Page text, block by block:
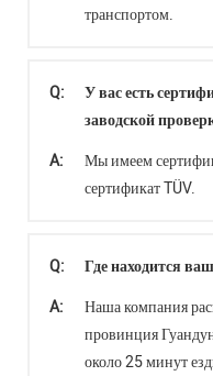
транспортом.
Q:
У вас есть
заводской
A:
Мы имеем
сертификат TÜV.
Q:
Где находится
A:
Наша компания
провинция
около 25 минут